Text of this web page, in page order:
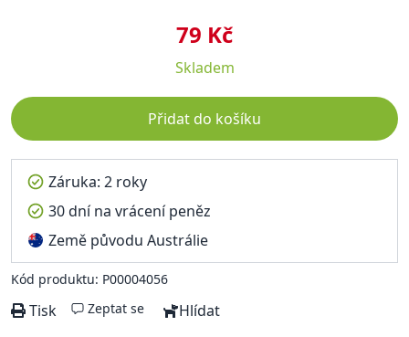
79 Kč
Skladem
Přidat do košíku
Záruka: 2 roky
30 dní na vrácení peněz
Země původu Austrálie
Kód produktu: P00004056
Tisk Zeptat se Hlídat